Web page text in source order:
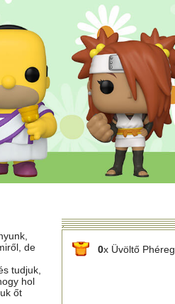
de
tudjuk,
hol
őt
0x Üvöltő Phéreg